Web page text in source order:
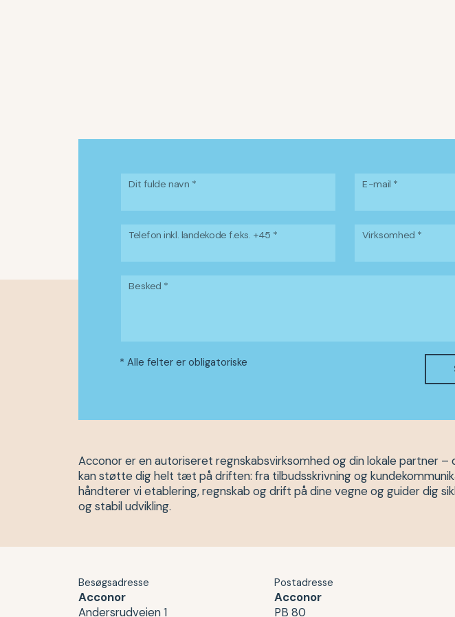
Dit fulde navn * E-mail *
Telefon inkl. landekode f.eks. +45 * Virksomhed *
Besked *
* Alle felter er obligatoriske
Acconor er en autoriseret regnskabsvirksomhed og din lokale partner
kan støtte dig helt tæt på driften: fra tilbudsskrivning og
håndterer vi etablering, regnskab og drift på dine vegne og guider dig
og stabil udvikling.
Besøgsadresse
Acconor
Andersrudveien 1
Postadresse
Acconor
PB 80